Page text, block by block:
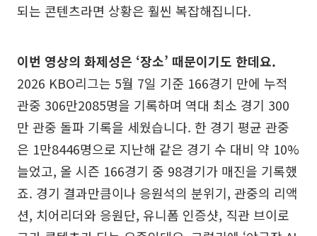
되는 콘텐츠라면 상황은 훨씬 복잡해집니다.
이번 영상의 화제성은 ‘장소’ 때문이기도 한데요.
2026 KBO리그는 5월 7일 기준 166경기 만에 누적
관중 306만2085명을 기록하며 역대 최소 경기 300
만 관중 돌파 기록을 세웠습니다. 한 경기 평균 관중
은 1만8446명으로 지난해 같은 경기 수 대비 약 10%
늘었고, 올 시즌 166경기 중 98경기가 매진을 기록했
죠. 경기 결과만큼이나 응원석의 분위기, 관중의 리액
션, 치어리더와 응원단, 유니폼 인증샷, 직관 브이로